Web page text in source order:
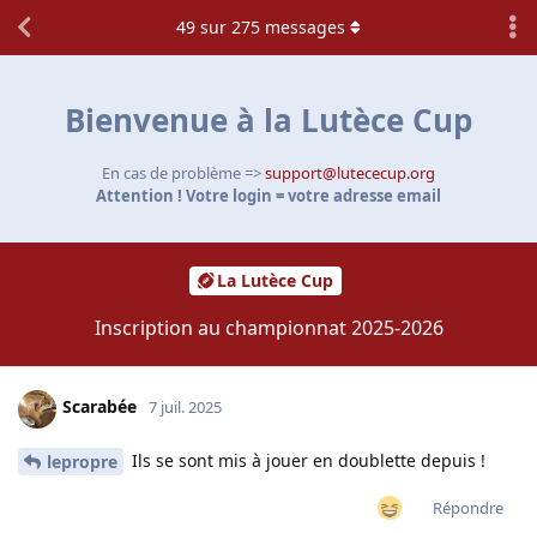
Bienvenue à la Lutèce Cup
En cas de problème =>support@lutececup.org
Attention ! Votre login = votre adresse email
La Lutèce Cup
Inscription au championnat 2025-2026
49 sur 275 messages
Scarabée 7 juil. 2025
lepropre Ils se sont mis à jouer en doublette depuis !
Répondre